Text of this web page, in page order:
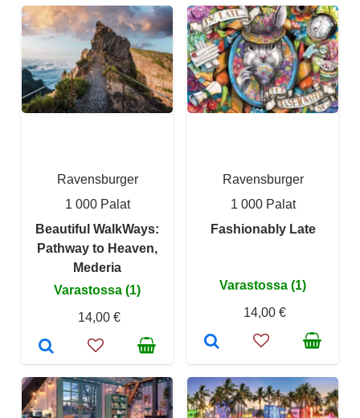
Ravensburger
1 000 Palat
Beautiful WalkWays:
Pathway to Heaven,
Mederia
Varastossa (1)
14,00 €
Ravensburger
1 000 Palat
Fashionably Late
Varastossa (1)
14,00 €